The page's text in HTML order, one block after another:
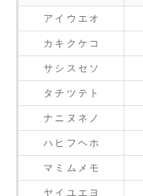
ア イ ウ エ オ
カ キ ク ケ コ
サ シ ス セ ソ
タ チ ツ テ ト
ナ ニ ヌ ネ ノ
ハ ヒ フ ヘ ホ
マ ミ ム メ モ
ヤ イ ユ エ ヨ